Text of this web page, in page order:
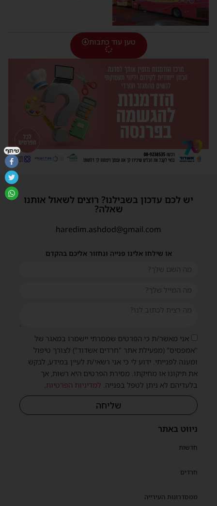
טען עוד כתבות
ניווט באתר
חדשות
חרדים
ממסדרונות העירייה
יש לכם עדכון בשבילנו? רוצים לשאול אותנו
שאלה?
haredim.ashdod@gmail.com
או שילחו אלינו פנייה ונחזור אליכם בהקדם
אני מאשר/ת כי הפרטים שמסרתי יישמרו במאגר של
"אמפסיס" (מפעילת אתר "חרדים אשדוד") לצורך טיפול
ומענה לפנייתי. ידוע לי כי אני רשאי/ת לעיין במידע, לבקש
את תיקונו או מחיקתו. מסירת הפרטים היא רשות, אך
בלעדיהם לא ניתן לטפל בפנייה. למדיניות הפרטיות.
שליחה
שיתוף